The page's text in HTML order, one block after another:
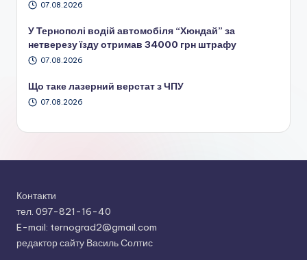
07.08.2026
У Тернополі водій автомобіля “Хюндай” за
нетверезу їзду отримав 34000 грн штрафу
07.08.2026
Що таке лазерний верстат з ЧПУ
07.08.2026
Контакти
тел. 097-821-16-40
E-mail: ternograd2@gmail.com
редактор сайту Василь Солтис